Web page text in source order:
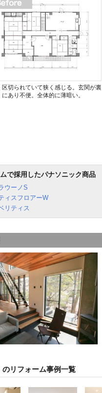
区切られていて狭く感じる。玄関が裏
にあり不便。全体的に薄暗い。
で採用したパナソニック商品
ウーノS
ィスフロアーW
リティス
リフォーム事例一覧